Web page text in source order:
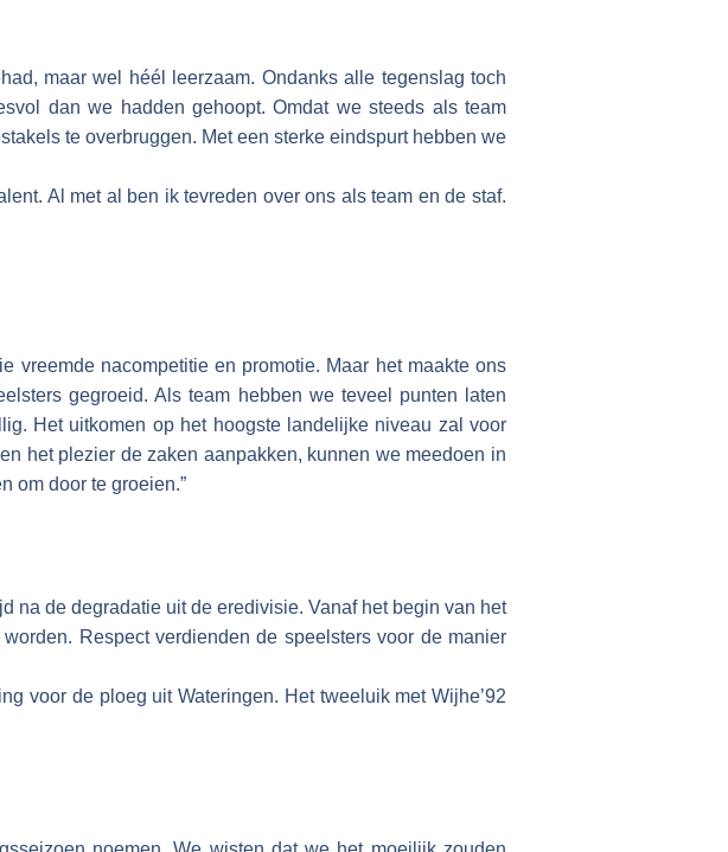
maar wel héél leerzaam. Ondanks alle tegenslag toch
dan we hadden gehoopt. Omdat we steeds als team
te overbruggen. Met een sterke eindspurt hebben we
Al met al ben ik tevreden over ons als team en de staf.
vreemde nacompetitie en promotie. Maar het maakte ons
gegroeid. Als team hebben we teveel punten laten
Het uitkomen op het hoogste landelijke niveau zal voor
het plezier de zaken aanpakken, kunnen we meedoen in
om door te groeien.”
na de degradatie uit de eredivisie. Vanaf het begin van het
Respect verdienden de speelsters voor de manier
voor de ploeg uit Wateringen. Het tweeluik met Wijhe’92